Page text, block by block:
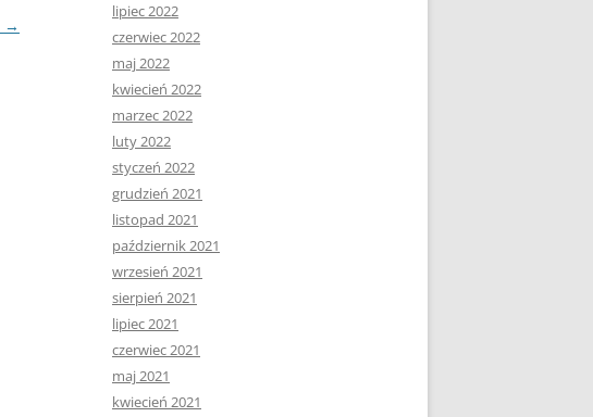
→
lipiec 2022
czerwiec 2022
maj 2022
kwiecień 2022
marzec 2022
luty 2022
styczeń 2022
grudzień 2021
listopad 2021
październik 2021
wrzesień 2021
sierpień 2021
lipiec 2021
czerwiec 2021
maj 2021
kwiecień 2021